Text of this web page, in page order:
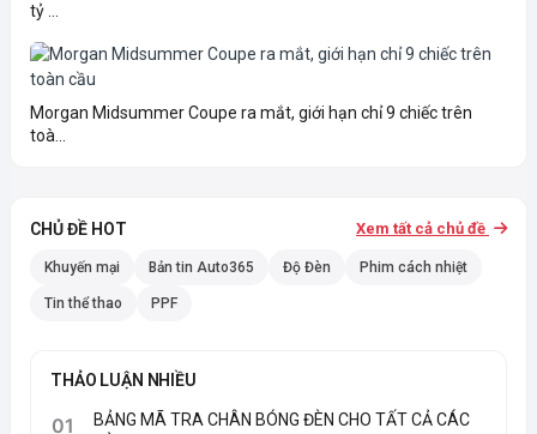
tỷ ...
Morgan Midsummer Coupe ra mắt, giới hạn chỉ 9 chiếc trên
toà...
CHỦ ĐỀ HOT Xem tất cả chủ đề
Khuyến mại Bản tin Auto365 Độ Đèn Phim cách nhiệt
Tin thể thao PPF
THẢO LUẬN NHIỀU
01
BẢNG MÃ TRA CHÂN BÓNG ĐÈN CHO TẤT CẢ CÁC